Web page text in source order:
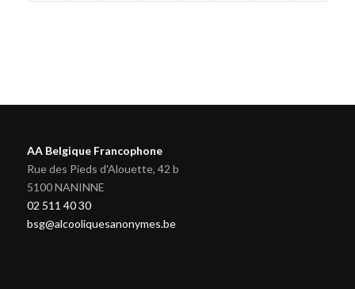
AA Belgique Francophone
Rue des Pieds d'Alouette, 42 b
5100 NANINNE
02 511 40 30
bsg@alcooliquesanonymes.be